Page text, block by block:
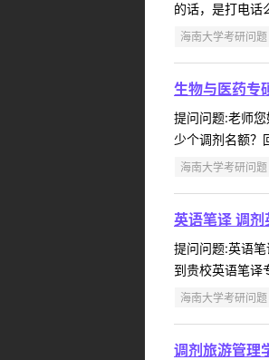
的话，是打电话
海南大学考研问题
生物与医药专
提问问题:老师
少个调剂名额？
海南大学考研问题
英语笔译 调
提问问题:英语
到贵校英语笔译
海南大学考研问题
调剂旅游管理